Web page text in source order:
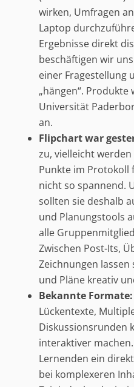
wirken, Umfragen
Laptop
Ergebnisse direkt
beschäftigen wir
einer Fragestellung
„hängen“. Produkte
Universität
an.
Flipchart war
zu, vielleicht
Punkte im Protokoll
nicht so spannend.
sollten sie deshalb
und Planungstools
alle
Zwischen Post-Its,
Zeichnungen lassen
und Pläne kreativ
Bekannte Formate:
Lückentexte,
Diskussionsrunden
interaktiver
Lernenden ein
bei komplexeren